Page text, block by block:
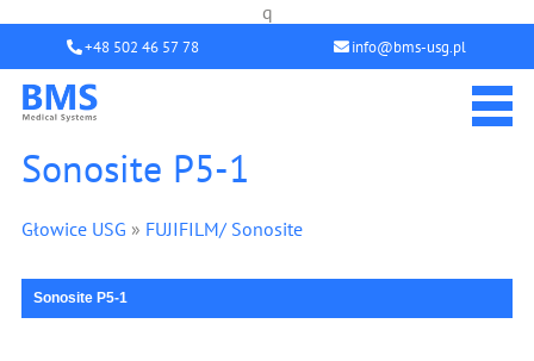
q
+48 502 46 57 78 info@bms-usg.pl
Sonosite P5-1
Głowice USG » FUJIFILM/ Sonosite
Sonosite P5-1